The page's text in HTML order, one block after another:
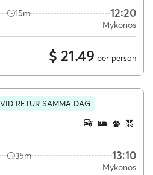
15m 12:20
Mykonos
$ 21.49 per person
RETUR SAMMA DAG
35m 13:10
Mykonos